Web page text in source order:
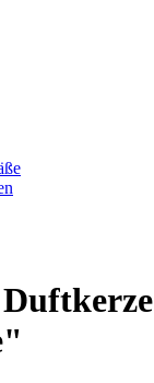
Duftkerze